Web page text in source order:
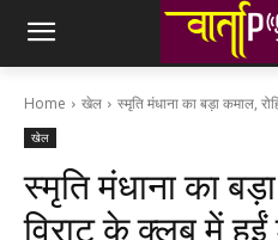
Home खेल स्मृति मंधाना का बड़ा कमाल,
खेल
स्मृति मंधाना का
विराट के क्लब में